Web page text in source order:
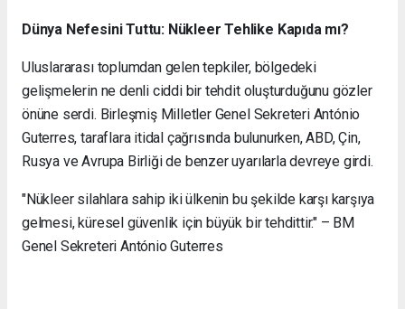
Dünya Nefesini Tuttu: Nükleer Tehlike Kapıda mı?
Uluslararası toplumdan gelen tepkiler, bölgedeki
gelişmelerin ne denli ciddi bir tehdit oluşturduğunu gözler
önüne serdi. Birleşmiş Milletler Genel Sekreteri António
Guterres, taraflara itidal çağrısında bulunurken, ABD, Çin,
Rusya ve Avrupa Birliği de benzer uyarılarla devreye girdi.
"Nükleer silahlara sahip iki ülkenin bu şekilde karşı karşıya
gelmesi, küresel güvenlik için büyük bir tehdittir." – BM
Genel Sekreteri António Guterres